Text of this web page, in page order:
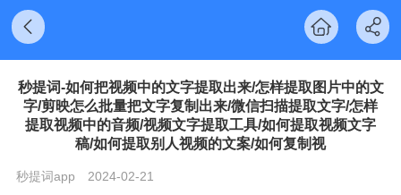
秒提词-如何把视频中的文字提取出来/怎样提取图片中的文
字/剪映怎么批量把文字复制出来/微信扫描提取文字/怎样
提取视频中的音频/视频文字提取工具/如何提取视频文字
稿/如何提取别人视频的文案/如何复制视
秒提词app 2024-02-21